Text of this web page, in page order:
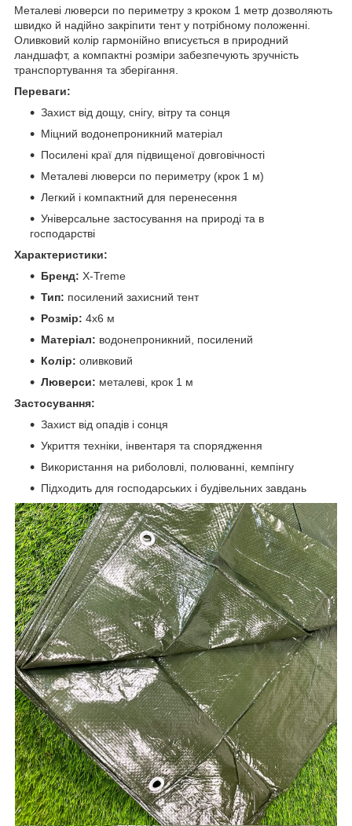
Металеві люверси по периметру з кроком 1 метр дозволяють
швидко й надійно закріпити тент у потрібному положенні.
Оливковий колір гармонійно вписується в природний
ландшафт, а компактні розміри забезпечують зручність
транспортування та зберігання.
Переваги:
Захист від дощу, снігу, вітру та сонця
Міцний водонепроникний матеріал
Посилені краї для підвищеної довговічності
Металеві люверси по периметру (крок 1 м)
Легкий і компактний для перенесення
Універсальне застосування на природі та в
господарстві
Характеристики:
Бренд: X‑Treme
Тип: посилений захисний тент
Розмір: 4х6 м
Матеріал: водонепроникний, посилений
Колір: оливковий
Люверси: металеві, крок 1 м
Застосування:
Захист від опадів і сонця
Укриття техніки, інвентаря та спорядження
Використання на риболовлі, полюванні, кемпінгу
Підходить для господарських і будівельних завдань